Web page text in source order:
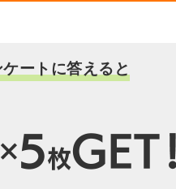
ートに答えると